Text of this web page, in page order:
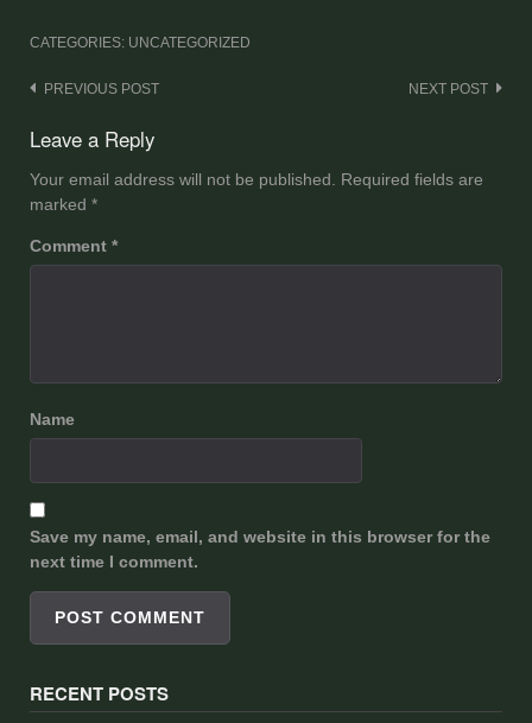
CATEGORIES: UNCATEGORIZED
Post
navigation
PREVIOUS POST NEXT POST
Leave a Reply
Your email address will not be published.
Required fields are
marked *
Comment *
Name
Save my name, email, and website in this browser for the
next time I comment.
RECENT POSTS